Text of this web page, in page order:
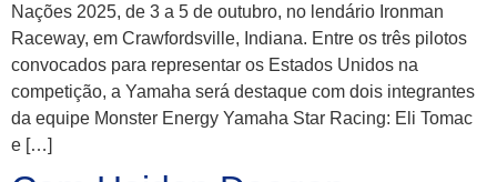
Nações 2025, de 3 a 5 de outubro, no lendário Ironman
Raceway, em Crawfordsville, Indiana. Entre os três pilotos
convocados para representar os Estados Unidos na
competição, a Yamaha será destaque com dois integrantes
da equipe Monster Energy Yamaha Star Racing: Eli Tomac
e […]